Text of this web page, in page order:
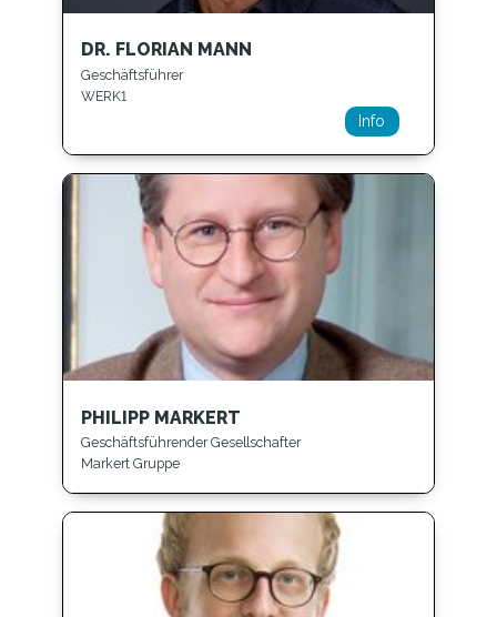
DR. FLORIAN MANN
Geschäftsführer
WERK1
Info
PHILIPP MARKERT
Geschäftsführender Gesellschafter
Markert Gruppe